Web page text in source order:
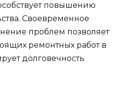
повышению
Своевременное
проблем позволяет
ремонтных работ в
долговечность